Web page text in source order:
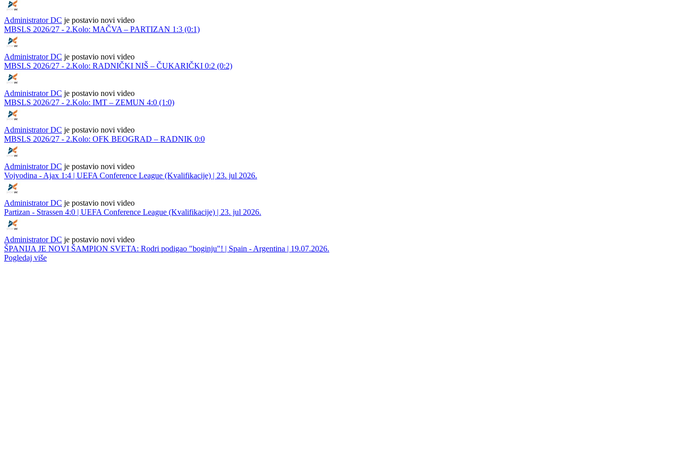
Administrator DC je postavio novi video
MBSLS 2026/27 - 2.Kolo: MAČVA – PARTIZAN 1:3 (0:1)
Administrator DC je postavio novi video
MBSLS 2026/27 - 2.Kolo: RADNIČKI NIŠ – ČUKARIČKI 0:2 (0:2)
Administrator DC je postavio novi video
MBSLS 2026/27 - 2.Kolo: IMT – ZEMUN 4:0 (1:0)
Administrator DC je postavio novi video
MBSLS 2026/27 - 2.Kolo: OFK BEOGRAD – RADNIK 0:0
Administrator DC je postavio novi video
Vojvodina - Ajax 1:4 | UEFA Conference League (Kvalifikacije) | 23. jul 2026.
Administrator DC je postavio novi video
Partizan - Strassen 4:0 | UEFA Conference League (Kvalifikacije) | 23. jul 2026.
Administrator DC je postavio novi video
ŠPANIJA JE NOVI ŠAMPION SVETA: Rodri podigao "boginju"! | Spain - Argentina | 19.07.2026.
Pogledaj više